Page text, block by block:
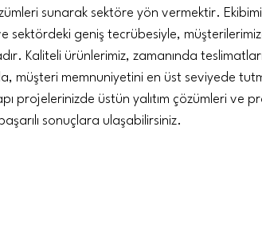
sunarak sektöre yön vermektir.
sektördeki geniş tecrübesiyle,
Kaliteli ürünlerimiz, zamanında
müşteri memnuniyetini en üst seviyede
projelerinizde üstün yalıtım çözümleri ve
sonuçlara ulaşabilirsiniz.